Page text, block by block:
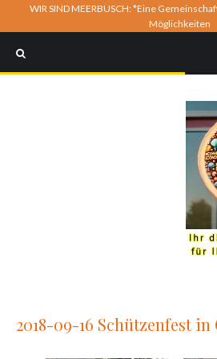
WIR SIND MEERBUSCH: *Eine
Möglichkeiten
2018-09-16 Schützenfest in